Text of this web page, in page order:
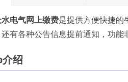
电气网上缴费是提供方便快捷的
有各种公告信息提前通知，功
绍